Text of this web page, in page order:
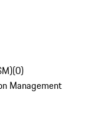
(0)
Management